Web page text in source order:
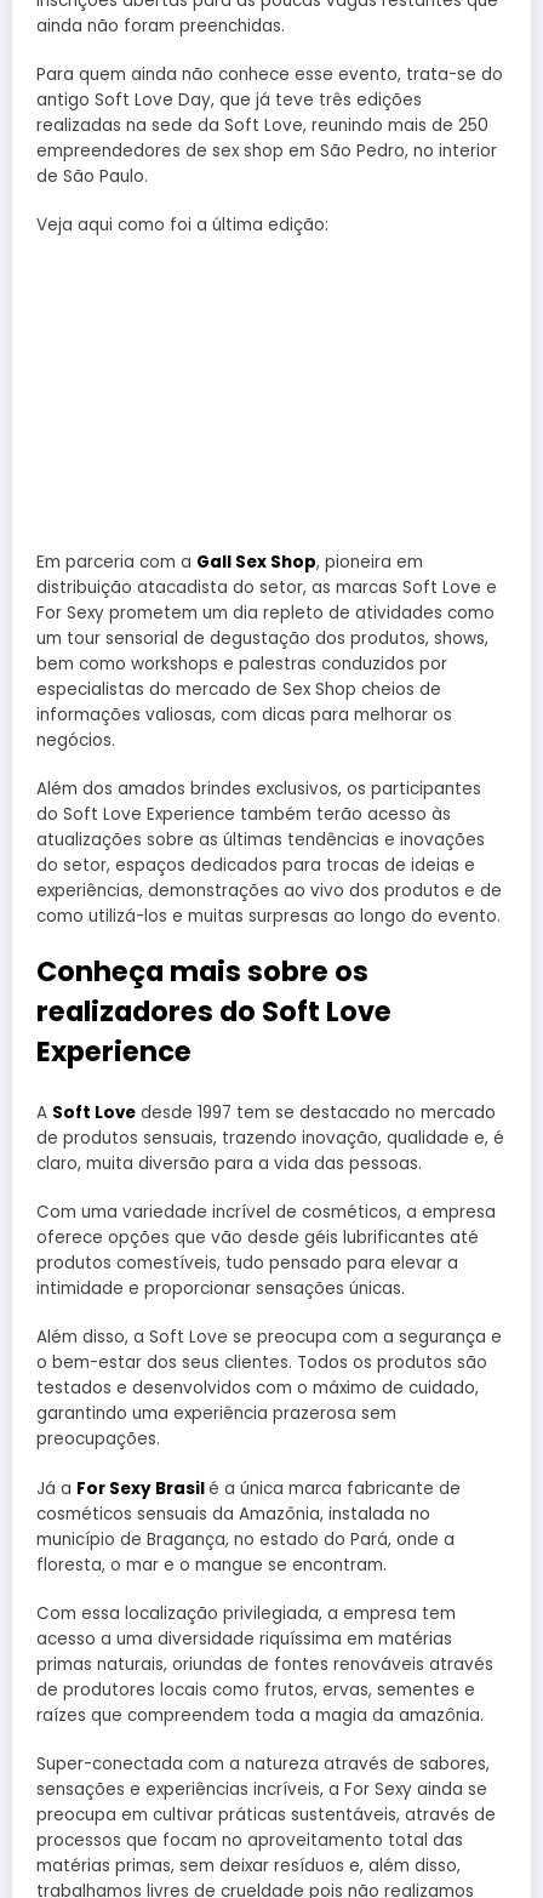
ainda não foram preenchidas.
Para quem ainda não conhece esse evento, trata-se do
antigo Soft Love Day, que já teve três edições
realizadas na sede da Soft Love, reunindo mais de 250
empreendedores de sex shop em São Pedro, no interior
de São Paulo.
Veja aqui como foi a última edição:
Em parceria com a Gall Sex Shop, pioneira em
distribuição atacadista do setor, as marcas Soft Love e
For Sexy prometem um dia repleto de atividades como
um tour sensorial de degustação dos produtos, shows,
bem como workshops e palestras conduzidos por
especialistas do mercado de Sex Shop cheios de
informações valiosas, com dicas para melhorar os
negócios.
Além dos amados brindes exclusivos, os participantes
do Soft Love Experience também terão acesso às
atualizações sobre as últimas tendências e inovações
do setor, espaços dedicados para trocas de ideias e
experiências, demonstrações ao vivo dos produtos e de
como utilizá-los e muitas surpresas ao longo do evento.
Conheça mais sobre os
realizadores do Soft Love
Experience
A Soft Love desde 1997 tem se destacado no mercado
de produtos sensuais, trazendo inovação, qualidade e, é
claro, muita diversão para a vida das pessoas.
Com uma variedade incrível de cosméticos, a empresa
oferece opções que vão desde géis lubrificantes até
produtos comestíveis, tudo pensado para elevar a
intimidade e proporcionar sensações únicas.
Além disso, a Soft Love se preocupa com a segurança e
o bem-estar dos seus clientes. Todos os produtos são
testados e desenvolvidos com o máximo de cuidado,
garantindo uma experiência prazerosa sem
preocupações.
Já a For Sexy Brasilé a única marca fabricante de
cosméticos sensuais da Amazônia, instalada no
município de Bragança, no estado do Pará, onde a
floresta, o mar e o mangue se encontram.
Com essa localização privilegiada, a empresa tem
acesso a uma diversidade riquíssima em matérias
primas naturais, oriundas de fontes renováveis através
de produtores locais como frutos, ervas, sementes e
raízes que compreendem toda a magia da amazônia.
Super-conectada com a natureza através de sabores,
sensações e experiências incríveis, a For Sexy ainda se
preocupa em cultivar práticas sustentáveis, através de
processos que focam no aproveitamento total das
matérias primas, sem deixar resíduos e, além disso,
trabalhamos livres de crueldade pois não realizamos